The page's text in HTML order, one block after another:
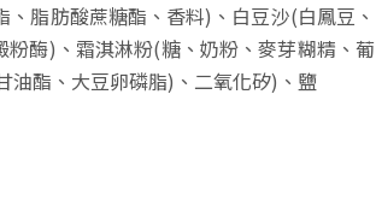
脂肪酸蔗糖酯、香料)、白豆沙(白鳳豆、
酶)、霜淇淋粉(糖、奶粉、麥芽糊精、葡
油酯、大豆卵磷脂)、二氧化矽)、鹽